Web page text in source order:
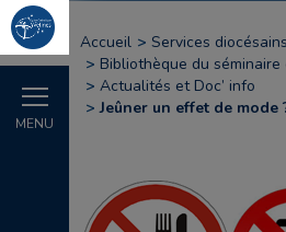
MENU
Accueil
Services diocésains
Bibliothèque du
Actualités et Doc’ info
Jeûner un effet de mode